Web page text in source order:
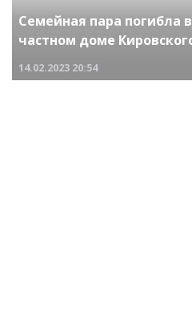
Семейная пара погибла
частном доме
14.02.2023 20:54